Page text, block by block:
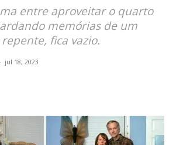
entre aproveitar o quarto
memórias de um
fica vazio.
jul 18, 2023